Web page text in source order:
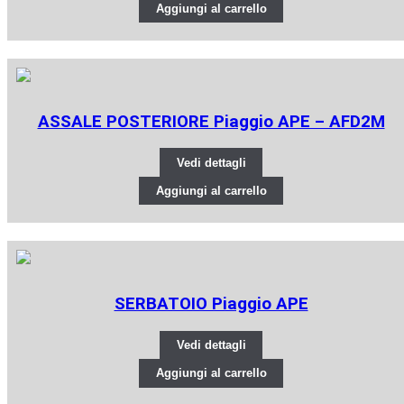
Aggiungi al carrello
ASSALE POSTERIORE Piaggio APE – AFD2M
Vedi dettagli
Aggiungi al carrello
SERBATOIO Piaggio APE
Vedi dettagli
Aggiungi al carrello